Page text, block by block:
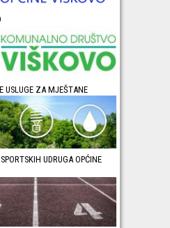
USLUGE ZA MJEŠTANE
UDRUGA OPĆINE